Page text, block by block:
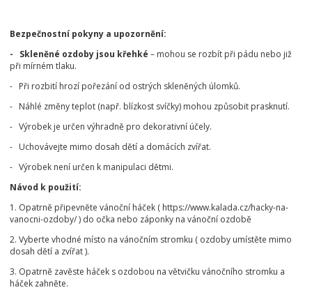
Bezpečnostní pokyny a upozornění:
- Skleněné ozdoby jsou křehké – mohou se rozbít při pádu nebo již
při mírném tlaku.
- Při rozbití hrozí pořezání od ostrých skleněných úlomků.
- Náhlé změny teplot (např. blízkost svíčky) mohou způsobit prasknutí.
- Výrobek je určen výhradně pro dekorativní účely.
- Uchovávejte mimo dosah dětí a domácích zvířat.
- Výrobek není určen k manipulaci dětmi.
Návod k použití:
1. Opatrně připevněte vánoční háček ( https://www.kalada.cz/hacky-na-
vanocni-ozdoby/ ) do očka nebo záponky na vánoční ozdobě
2. Vyberte vhodné místo na vánočním stromku ( ozdoby umístěte mimo
dosah dětí a zvířat ).
3. Opatrně zavěste háček s ozdobou na větvičku vánočního stromku a
háček zahněte.